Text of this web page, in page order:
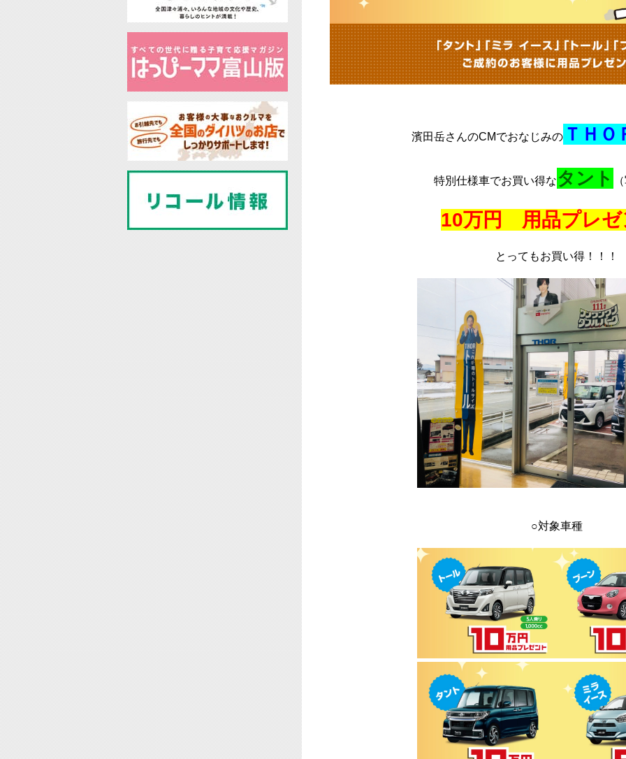
濱田岳さんのCMでおなじみのＴＨＯ
特別仕様車でお買い得なタント
10万円 用品プレゼ
とってもお買い得！！！
○対象車種